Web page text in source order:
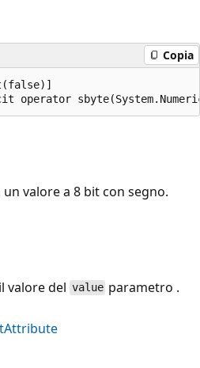
Copia
valore a 8 bit con segno.
valore del value parametro .